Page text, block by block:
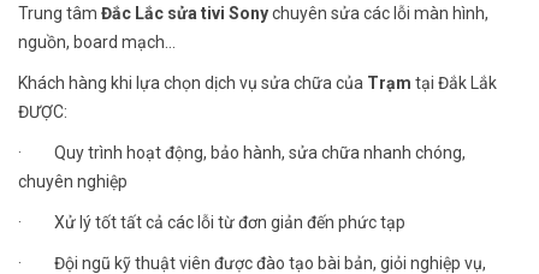
Trung tâm Đắc Lắc sửa tivi Sonychuyên sửa các lỗi màn hình,
nguồn, board mạch...
Khách hàng khi lựa chọn dịch vụ sửa chữa của Trạm tại Đắk Lắk
ĐƯỢC:
· Quy trình hoạt động, bảo hành, sửa chữa nhanh chóng,
chuyên nghiệp
· Xử lý tốt tất cả các lỗi từ đơn giản đến phức tạp
· Đội ngũ kỹ thuật viên được đào tạo bài bản, giỏi nghiệp vụ,